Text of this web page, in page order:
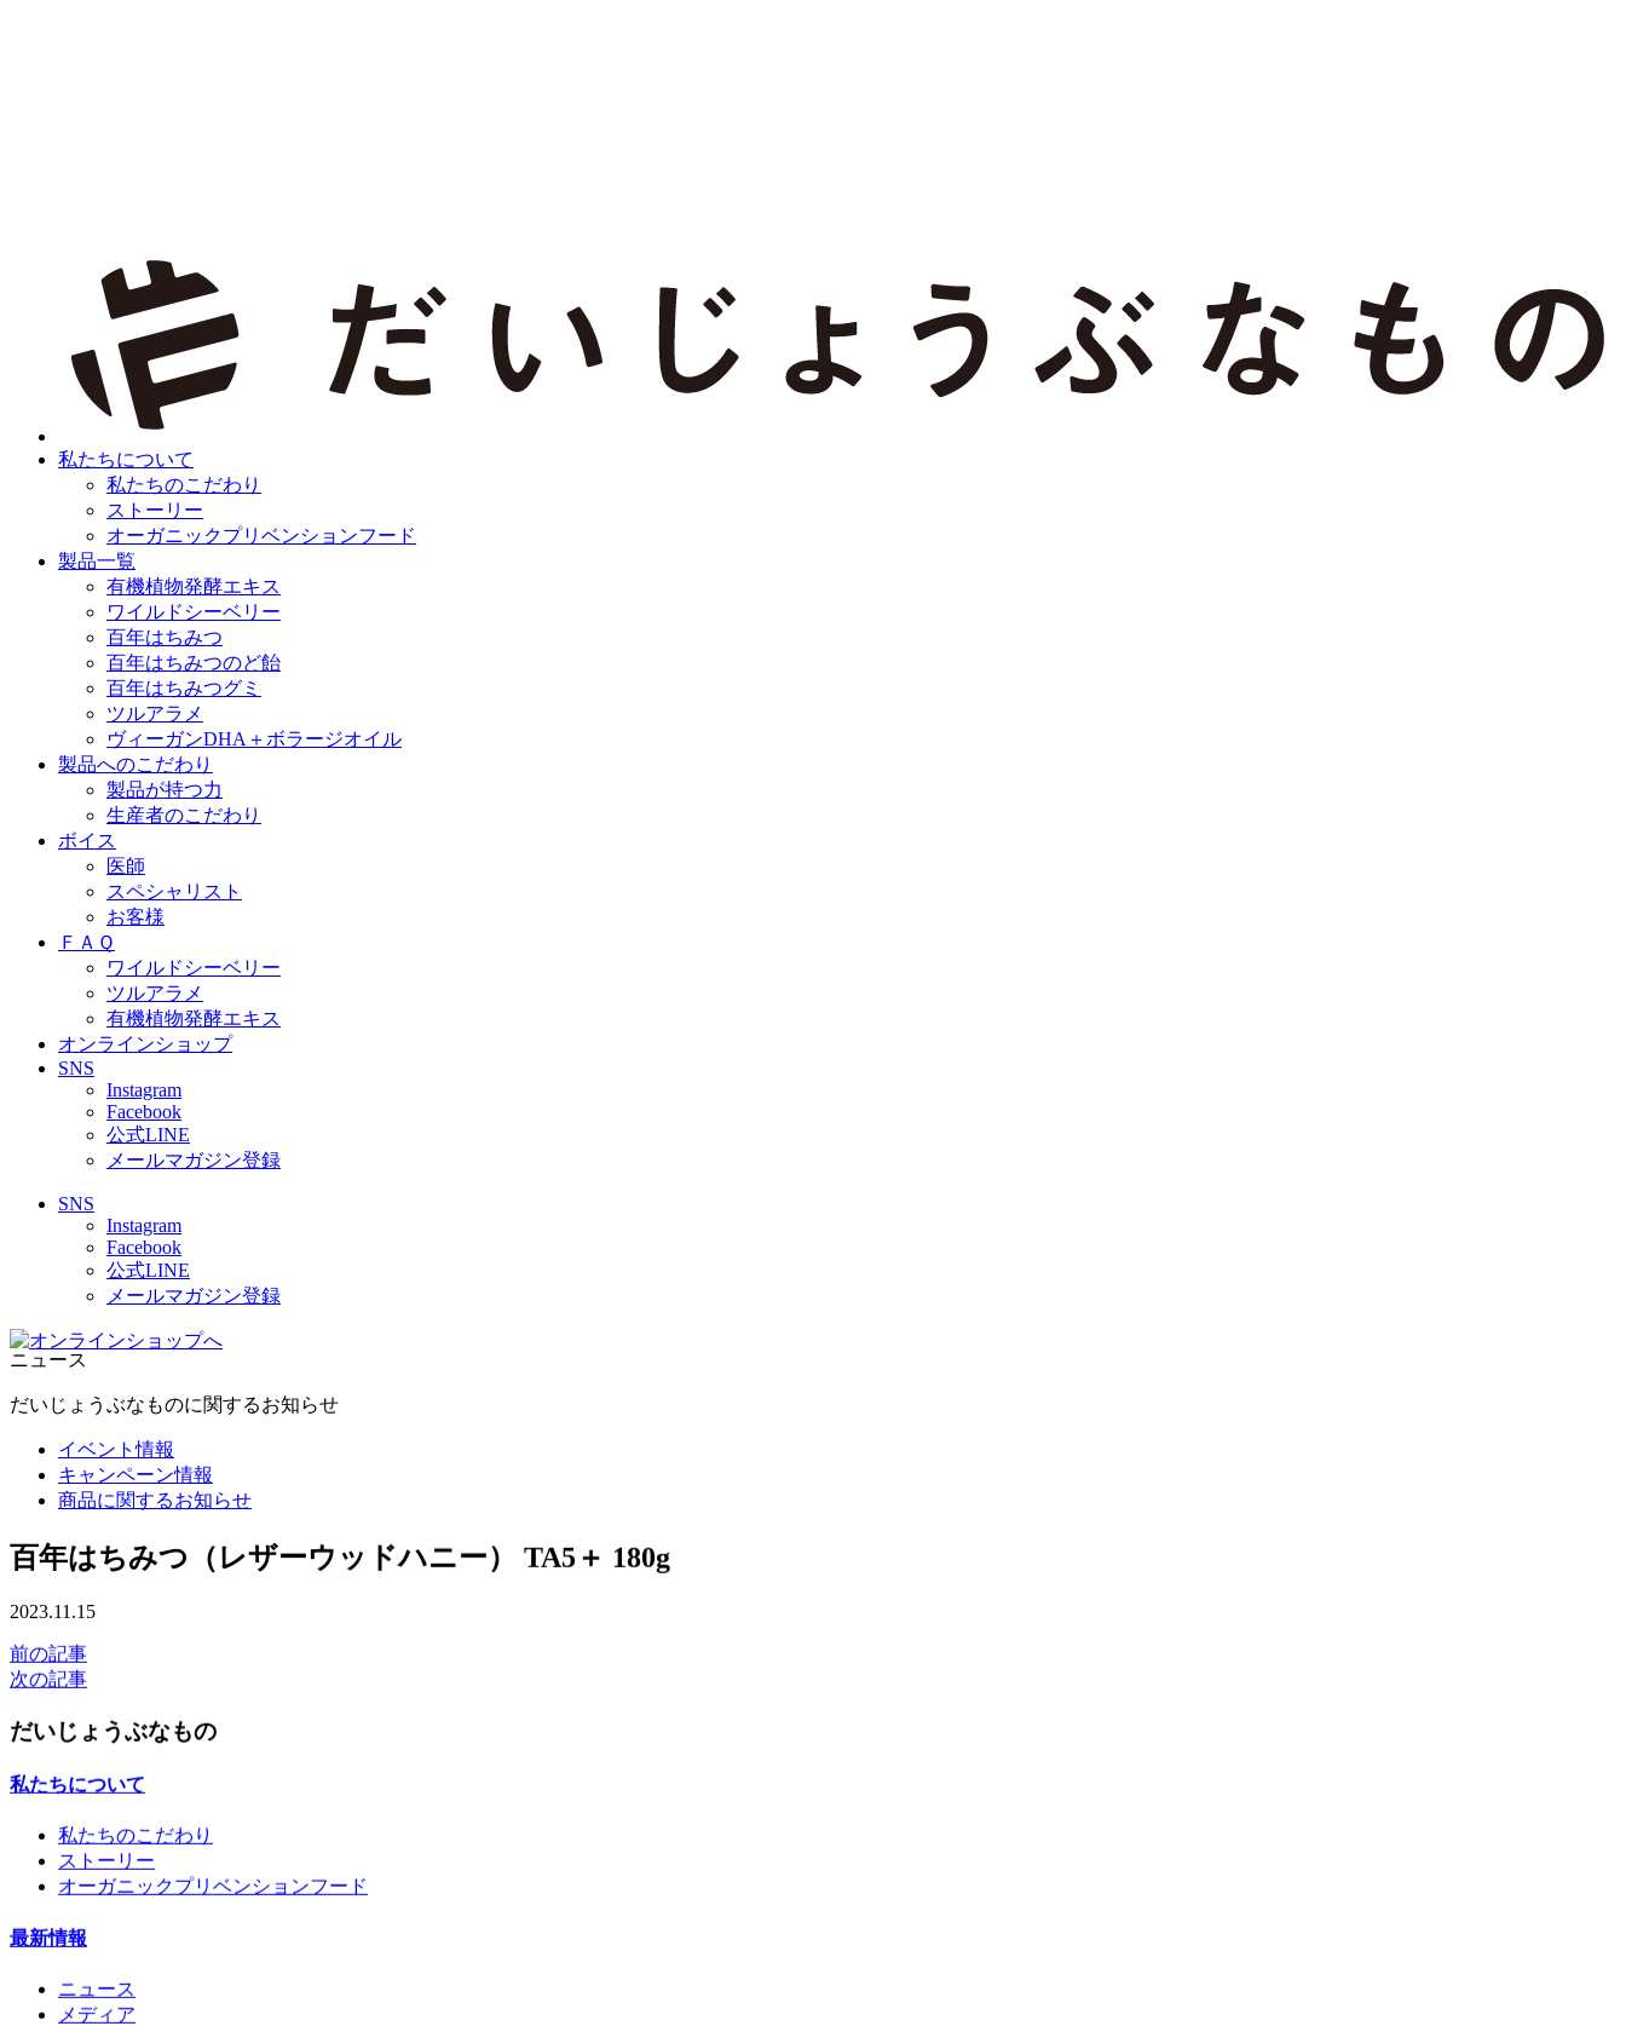
私たちについて
私たちのこだわり
ストーリー
オーガニックプリベンションフード
製品一覧
有機植物発酵エキス
ワイルドシーベリー
百年はちみつ
百年はちみつのど飴
百年はちみつグミ
ツルアラメ
ヴィーガンDHA＋ボラージオイル
製品へのこだわり
製品が持つ力
生産者のこだわり
ボイス
医師
スペシャリスト
お客様
ＦＡＱ
ワイルドシーベリー
ツルアラメ
有機植物発酵エキス
オンラインショップ
SNS
Instagram
Facebook
公式LINE
メールマガジン登録
SNS
Instagram
Facebook
公式LINE
メールマガジン登録
ニュース
だいじょうぶなものに関するお知らせ
イベント情報
キャンペーン情報
商品に関するお知らせ
百年はちみつ（レザーウッドハニー） TA5＋ 180g
2023.11.15
前の記事
次の記事
だいじょうぶなもの
私たちについて
私たちのこだわり
ストーリー
オーガニックプリベンションフード
最新情報
ニュース
メディア